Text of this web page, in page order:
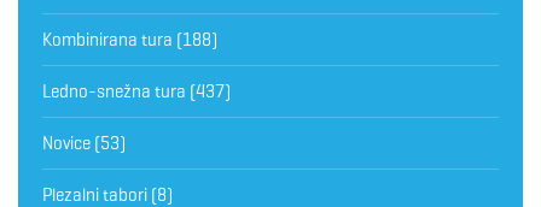
Kombinirana tura (188)
Ledno-snežna tura (437)
Novice (53)
Plezalni tabori (8)